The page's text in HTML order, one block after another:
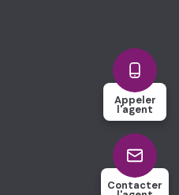
Appeler
l'agent
Contacter